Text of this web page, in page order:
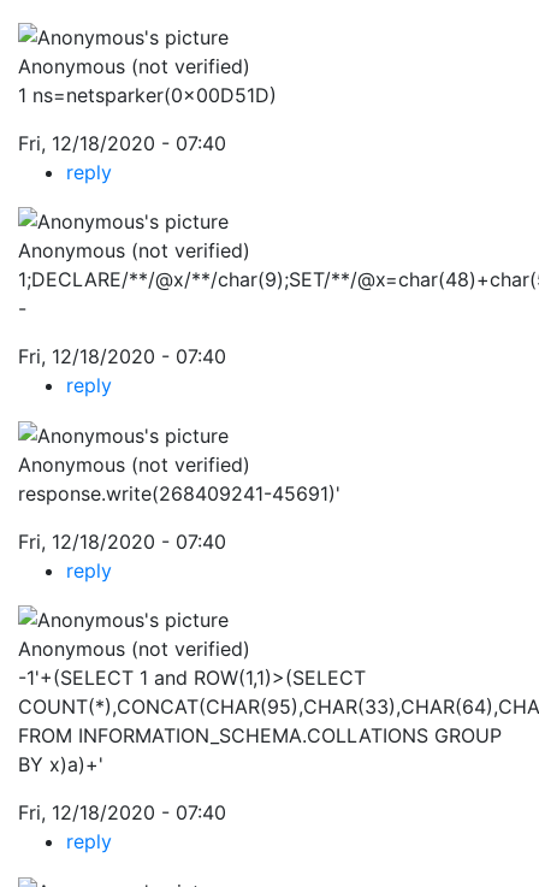
Anonymous (not verified)
1 ns=netsparker(0x00D51D)
Fri, 12/18/2020 - 07:40
reply
Anonymous (not verified)
1;DECLARE/**/@x/**/char(9);SET/**/
-
Fri, 12/18/2020 - 07:40
reply
Anonymous (not verified)
response.write(268409241-45691)'
Fri, 12/18/2020 - 07:40
reply
Anonymous (not verified)
-1'+(SELECT 1 and ROW(1,1)>(SELECT
FROM INFORMATION_SCHEMA.COLLATIONS GROUP
BY x)a)+'
Fri, 12/18/2020 - 07:40
reply